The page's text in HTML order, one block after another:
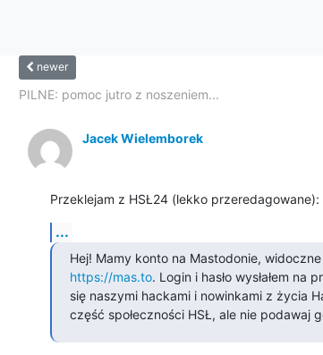
newer
PILNE: pomoc jutro z noszeniem...
Jacek Wielemborek
Przeklejam z HSŁ24 (lekko przeredagowane):
...
Hej! Mamy konto na Mastodonie,
https://mas.to. Login i hasło wysłałem
się naszymi hackami i nowinkami z życia
część społeczności HSŁ, ale nie podawaj